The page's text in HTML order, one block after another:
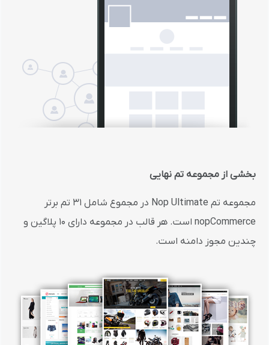
بخشی از مجموعه تم نهایی
مجموعه تم Nop Ultimate در مجموع شامل 31 تم برتر
nopCommerce است. هر قالب در مجموعه دارای 10 پلاگین و
چندین مجوز دامنه است.